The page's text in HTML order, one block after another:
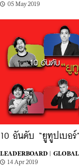
05 May 2019
10 อันดับ “ยูทูปเบอร์
LEADERBOARD |
GLOBAL
14 Apr 2019